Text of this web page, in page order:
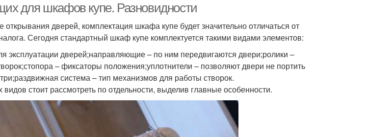
для шкафов купе. Разновидности
открывания дверей, комплектация шкафа купе будет значительно отличаться от
Сегодня стандартный шкаф купе комплектуется такими видами элементов:
эксплуатации дверей;направляющие – по ним передвигаются двери;ролики –
– фиксаторы положения;уплотнители – позволяют двери не портить
система – тип механизмов для работы створок.
стоит рассмотреть по отдельности, выделив главные особенности.